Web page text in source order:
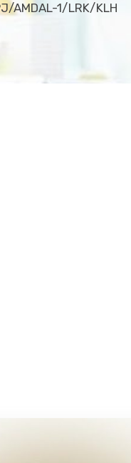
AMDAL-1/LRK/KLH